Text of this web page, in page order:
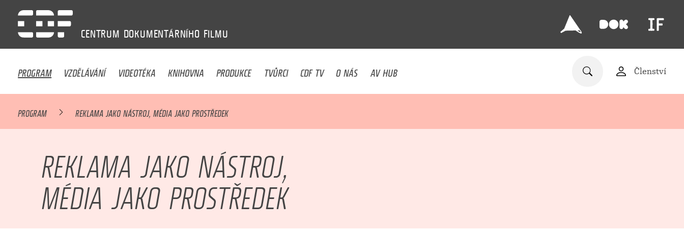
CENTRUM DOKUMENTÁRNÍHO FILMU
PROGRAM VZDĚLÁVÁNÍ VIDEOTÉKA KNIHOVNA PRODUKCE TVŮRCI CDF TV O NÁS AV HUB Členství
PROGRAM REKLAMA JAKO NÁSTROJ, MÉDIA JAKO PROSTŘEDEK
REKLAMA JAKO NÁSTROJ,
MÉDIA JAKO PROSTŘEDEK